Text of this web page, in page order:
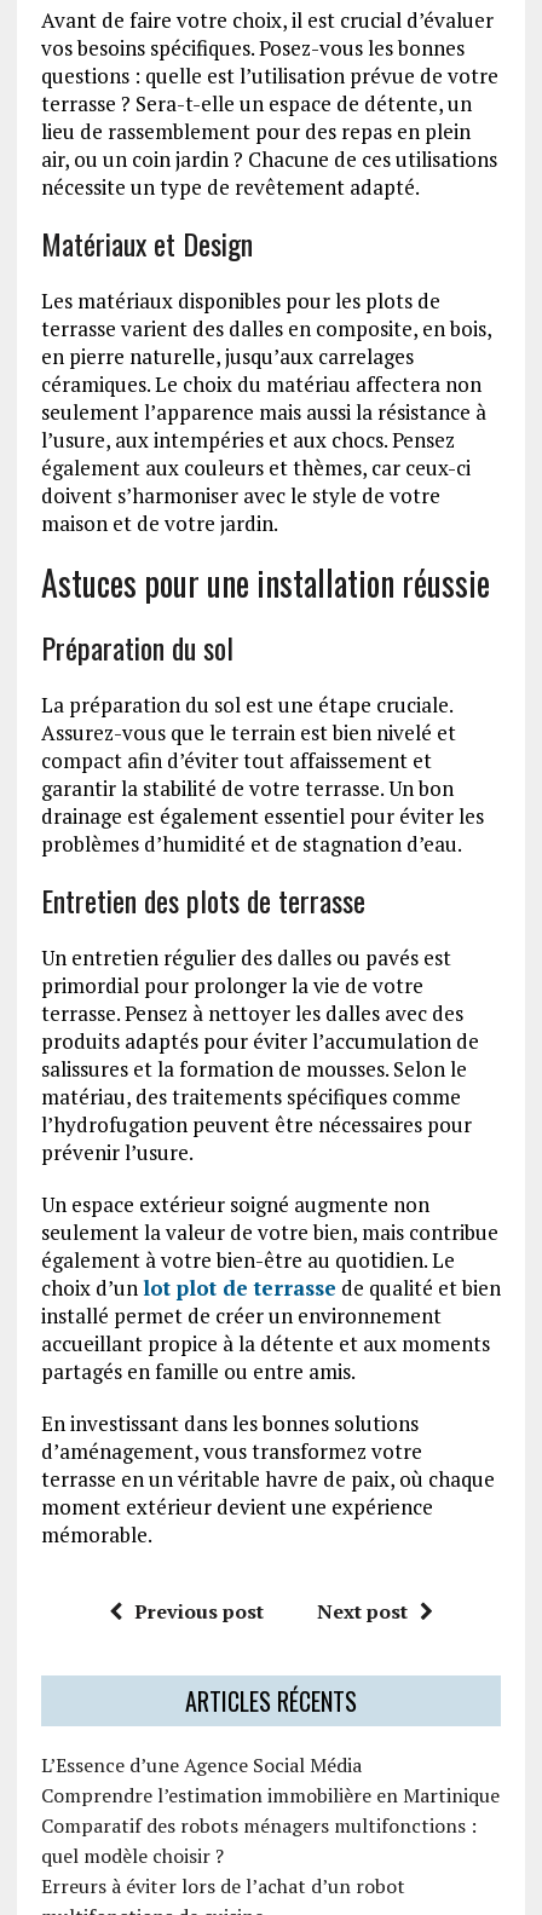
Avant de faire votre choix, il est crucial d’évaluer
vos besoins spécifiques. Posez-vous les bonnes
questions : quelle est l’utilisation prévue de votre
terrasse ? Sera-t-elle un espace de détente, un
lieu de rassemblement pour des repas en plein
air, ou un coin jardin ? Chacune de ces utilisations
nécessite un type de revêtement adapté.
Matériaux et Design
Les matériaux disponibles pour les plots de
terrasse varient des dalles en composite, en bois,
en pierre naturelle, jusqu’aux carrelages
céramiques. Le choix du matériau affectera non
seulement l’apparence mais aussi la résistance à
l’usure, aux intempéries et aux chocs. Pensez
également aux couleurs et thèmes, car ceux-ci
doivent s’harmoniser avec le style de votre
maison et de votre jardin.
Astuces pour une installation réussie
Préparation du sol
La préparation du sol est une étape cruciale.
Assurez-vous que le terrain est bien nivelé et
compact afin d’éviter tout affaissement et
garantir la stabilité de votre terrasse. Un bon
drainage est également essentiel pour éviter les
problèmes d’humidité et de stagnation d’eau.
Entretien des plots de terrasse
Un entretien régulier des dalles ou pavés est
primordial pour prolonger la vie de votre
terrasse. Pensez à nettoyer les dalles avec des
produits adaptés pour éviter l’accumulation de
salissures et la formation de mousses. Selon le
matériau, des traitements spécifiques comme
l’hydrofugation peuvent être nécessaires pour
prévenir l’usure.
Un espace extérieur soigné augmente non
seulement la valeur de votre bien, mais contribue
également à votre bien-être au quotidien. Le
choix d’unlot plot de terrasse de qualité et bien
installé permet de créer un environnement
accueillant propice à la détente et aux moments
partagés en famille ou entre amis.
En investissant dans les bonnes solutions
d’aménagement, vous transformez votre
terrasse en un véritable havre de paix, où chaque
moment extérieur devient une expérience
mémorable.
Previous post Next post
ARTICLES RÉCENTS
L’Essence d’une Agence Social Média
Comprendre l’estimation immobilière en Martinique
Comparatif des robots ménagers multifonctions :
quel modèle choisir ?
Erreurs à éviter lors de l’achat d’un robot